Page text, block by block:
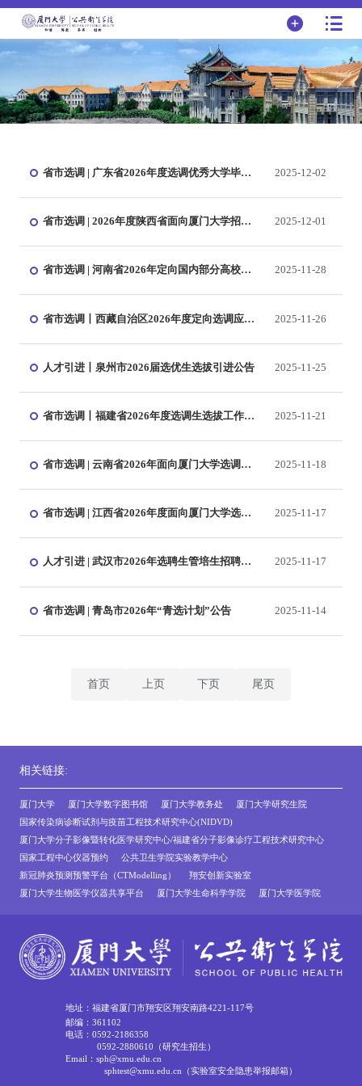
省市选调 | 广东省2026年度选调优秀大学毕业
2025-12-02
省市选调 | 2026年度陕西省面向厦门大学招录
2025-12-01
省市选调 | 河南省2026年定向国内部分高校选
2025-11-28
省市选调丨西藏自治区2026年度定向选调应届
2025-11-26
人才引进丨泉州市2026届选优生选拔引进公告 2025-11-25
省市选调丨福建省2026年度选调生选拔工作公
2025-11-21
省市选调 | 云南省2026年面向厦门大学选调优
2025-11-18
省市选调 | 江西省2026年度面向厦门大学选调
2025-11-17
人才引进 | 武汉市2026年选聘生管培生招聘公
2025-11-17
省市选调 | 青岛市2026年“青选计划”公告 2025-11-14
首页 上页 下页 尾页
相关链接:
厦门大学 厦门大学数字图书馆 厦门大学教务处
厦门大学研究生院
国家传染病诊断试剂与疫苗工程技术研究中心(NIDVD)
厦门大学分子影像暨转化医学研究中心/福建省分子影像诊疗工程技术研究中心
国家工程中心仪器预约
公共卫生学院实验教学中心
新冠肺炎预测预警平台（CTModelling）
翔安创新实验室
厦门大学生物医学仪器共享平台
厦门大学生命科学学院 厦门大学医学院
地址：福建省厦门市翔安区翔安南路4221-117号
邮编：361102
电话：0592-2186358
0592-2880610（研究生招生）
Email：sph@xmu.edu.cn
sphtest@xmu.edu.cn（实验室安全隐患举报邮箱）